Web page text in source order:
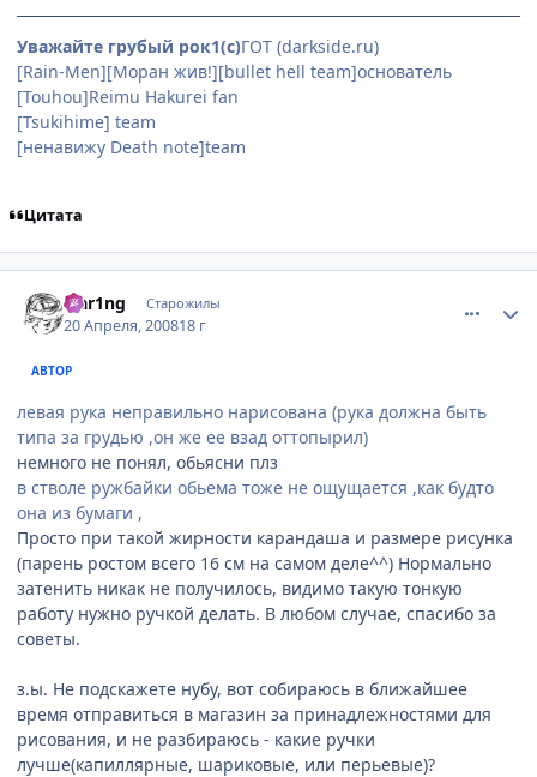
Уважайте грубый рок1(с)ГОТ (darkside.ru)
[Rain-Men][Моран жив!][bullet hell team]основатель
[Touhou]Reimu Hakurei fan
[Tsukihime] team
[ненавижу Death note]team
Цитата
Flar1ng Старожилы
20 Апреля, 200818 г
АВТОР
левая рука неправильно нарисована (рука должна быть
типа за грудью ,он же ее взад оттопырил)
немного не понял, обьясни плз
в стволе ружбайки обьема тоже не ощущается ,как будто
она из бумаги ,
Просто при такой жирности карандаша и размере рисунка
(парень ростом всего 16 см на самом деле^^) Нормально
затенить никак не получилось, видимо такую тонкую
работу нужно ручкой делать. В любом случае, спасибо за
советы.
з.ы. Не подскажете нубу, вот собираюсь в ближайшее
время отправиться в магазин за принадлежностями для
рисования, и не разбираюсь - какие ручки
лучше(капиллярные, шариковые, или перьевые)?